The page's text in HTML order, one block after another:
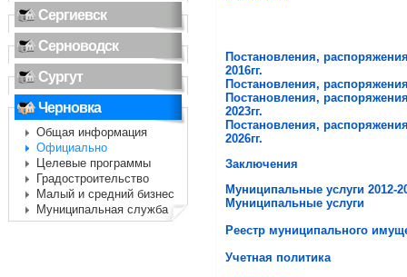
Сергиевск
Серноводск
Сургут
Черновка
Общая информация
Официально
Целевые программы
Градостроительство
Малый и средний бизнес
Муниципальная служба
Постановления,
2016гг.
Постановления,
Постановления,
2023гг.
Постановления,
2026гг.
Заключения
Муниципальные услуги 2012-
Муниципальные услуги
Реестр муниципального
Учетная политика